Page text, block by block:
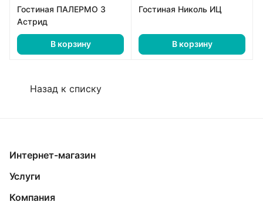
Гостиная ПАЛЕРМО 3
Астрид
В корзину
Гостиная Николь ИЦ
В корзину
Назад к списку
Интернет-магазин
Услуги
Компания